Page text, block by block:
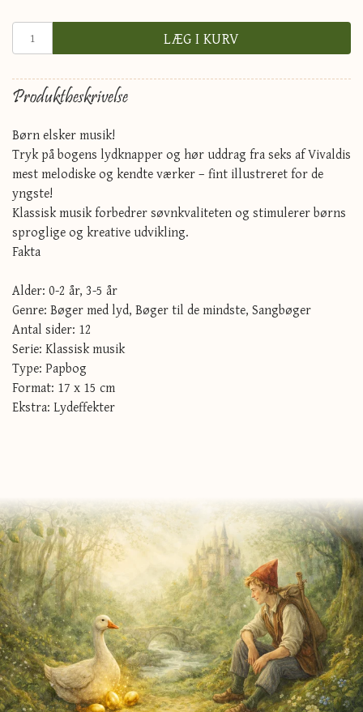
LÆG I KURV
Produktbeskrivelse
Børn elsker musik!
Tryk på bogens lydknapper og hør uddrag fra seks af Vivaldis
mest melodiske og kendte værker – fint illustreret for de
yngste!
Klassisk musik forbedrer søvnkvaliteten og stimulerer børns
sproglige og kreative udvikling.
Fakta
Alder: 0-2 år, 3-5 år
Genre: Bøger med lyd, Bøger til de mindste, Sangbøger
Antal sider: 12
Serie: Klassisk musik
Type: Papbog
Format: 17 x 15 cm
Ekstra: Lydeffekter